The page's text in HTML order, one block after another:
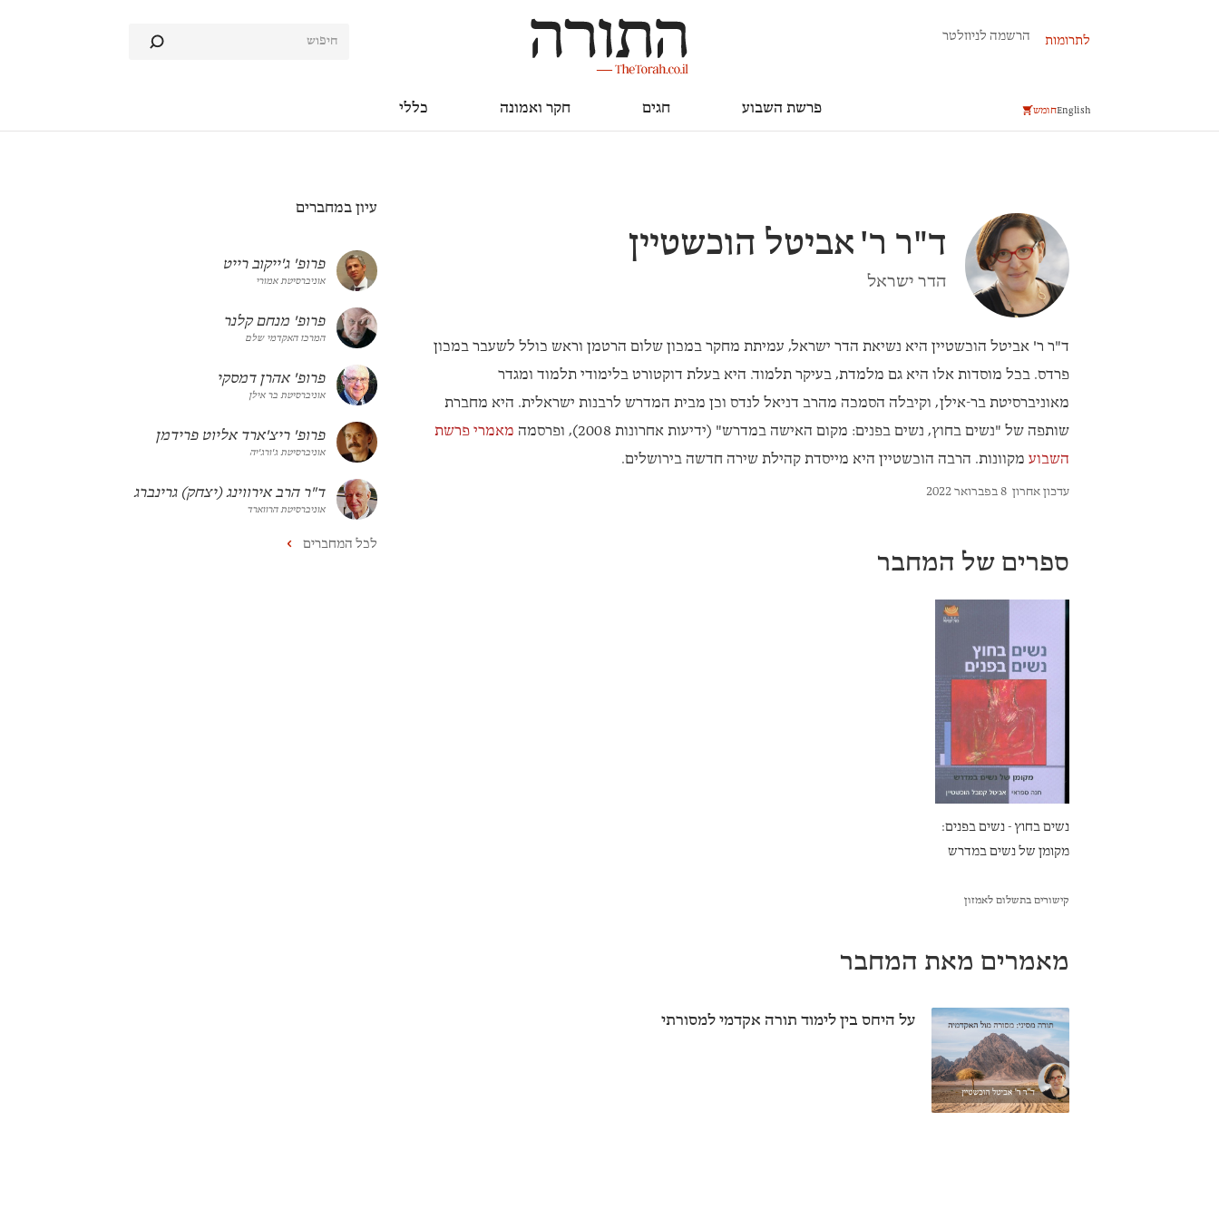
לתרומות הרשמה לניוזלטר
פרשת השבוע חגים חקר ואמונה כללי Englishחומש
חקר ואמונה כללי
ד"ר ר'אביטל הוכשטיין
הדר ישראל
ד"ר ר' אביטל הוכשטיין היא נשיאת הדר ישראל, עמיתת מחקר במכון שלום הרטמן וראש כולל לשעבר במכון
פרדס. בכל מוסדות אלו היא גם מלמדת, בעיקר תלמוד. היא בעלת דוקטורט בלימודי תלמוד ומגדר
מאוניברסיטת בר-אילן, וקיבלה הסמכה מהרב דניאל לנדס וכן מבית המדרש לרבנות ישראלית. היא מחברת
שותפה של "נשים בחוץ, נשים בפנים: מקום האישה במדרש" (ידיעות אחרונות 2008), ופרסמה
מאמרי פרשת
השבוע מקוונות. הרבה הוכשטיין היא מייסדת קהילת שירה חדשה בירושלים.
עדכון אחרון 8 בפברואר 2022
ספרים של המחבר
נשים בחוץ - נשים בפנים:
מקומן של נשים במדרש
קישורים בתשלום לאמזון
מאמרים מאת המחבר
על היחס בין לימוד תורה אקדמי למסורתי
עיון במחברים
פרופ' ג'ייקוב רייט
אוניברסיטת אמורי
פרופ' מנחם קלנר
המרכז האקדמי שלם
פרופ' אהרן דמסקי
אוניברסיטת בר אילן
פרופ' ריצ'ארד אליוט פרידמן
אוניברסיטת ג'ורג'יה
ד"ר הרב אירווינג (יצחק) גרינברג
אוניברסיטת הרווארד
לכל המחברים